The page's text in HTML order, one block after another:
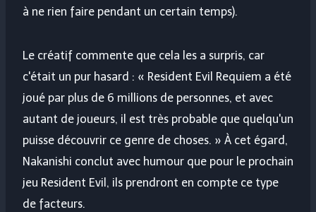
à ne rien faire pendant un certain temps).
Le créatif commente que cela les a surpris, car
c'était un pur hasard : « Resident Evil Requiem a été
joué par plus de 6 millions de personnes, et avec
autant de joueurs, il est très probable que quelqu'un
puisse découvrir ce genre de choses. » À cet égard,
Nakanishi conclut avec humour que pour le prochain
jeu Resident Evil, ils prendront en compte ce type
de facteurs.